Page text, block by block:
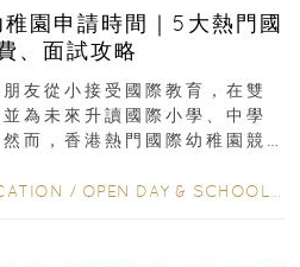
園申請時間｜5大熱門國
、面試攻略
友從小接受國際教育，在雙
為未來升讀國際小學、中學
而，香港熱門國際幼稚園競
/ OPEN DAY & SCHOOL EVENTS